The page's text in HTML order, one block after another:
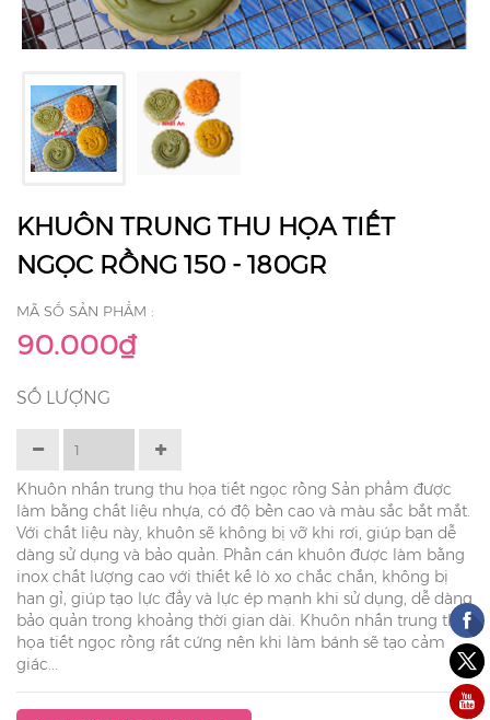
KHUÔN TRUNG THU HỌA TIẾT
NGỌC RỒNG 150 - 180GR
MÃ SỐ SẢN PHẨM :
90.000₫
SỐ LƯỢNG
Khuôn nhấn trung thu họa tiết ngọc rồng Sản phẩm được
làm bằng chất liệu nhựa, có độ bền cao và màu sắc bắt mắt.
Với chất liệu này, khuôn sẽ không bị vỡ khi rơi, giúp bạn dễ
dàng sử dụng và bảo quản. Phần cán khuôn được làm bằng
inox chất lượng cao với thiết kế lò xo chắc chắn, không bị
han gỉ, giúp tạo lực đẩy và lực ép mạnh khi sử dụng, dễ dàng
bảo quản trong khoảng thời gian dài. Khuôn nhấn trung thu
họa tiết ngọc rồng rất cứng nên khi làm bánh sẽ tạo cảm
giác...